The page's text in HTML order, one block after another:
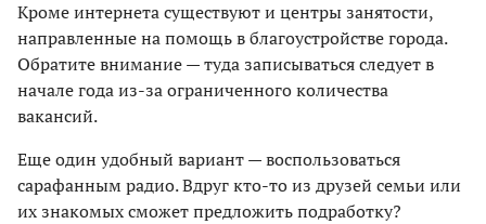
Кроме интернета существуют и центры занятости,
направленные на помощь в благоустройстве города.
Обратите внимание — туда записываться следует в
начале года из-за ограниченного количества
вакансий.
Еще один удобный вариант — воспользоваться
сарафанным радио. Вдруг кто-то из друзей семьи или
их знакомых сможет предложить подработку?